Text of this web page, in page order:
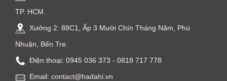
TP. HCM.
Xưởng 2: 88C1, Ấp 3 Mười Chín Tháng Năm, Phú
Nhuận, Bến Tre.
Điện thoại: ‭0945 036 373‬ - 0818 717 778
Email: contact@hadahi.vn